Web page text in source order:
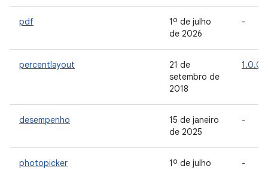
pdf
1º de julho
de 2026
-
percentlayout
21 de
setembro de
2018
1.0.0
desempenho
15 de janeiro
de 2025
-
photopicker
1º de julho
-